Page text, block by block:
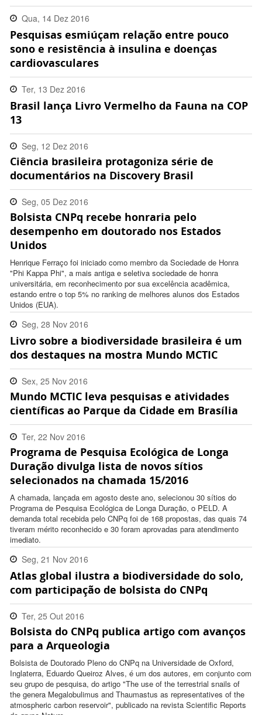
Qua, 14 Dez 2016
11:59:00 -0200
Pesquisas esmiúçam relação entre pouco
sono e resistência à insulina e doenças
cardiovasculares
Ter, 13 Dez 2016
11:51:00 -0200
Brasil lança Livro Vermelho da Fauna na COP
13
Seg, 12 Dez 2016
14:14:00 -0200
Ciência brasileira protagoniza série de
documentários na Discovery Brasil
Seg, 05 Dez 2016
13:42:00 -0200
Bolsista CNPq recebe honraria pelo
desempenho em doutorado nos Estados
Unidos
Henrique Ferraço foi iniciado como membro da Sociedade de Honra
"Phi Kappa Phi", a mais antiga e seletiva sociedade de honra
universitária, em reconhecimento por sua excelência acadêmica,
estando entre o top 5% no ranking de melhores alunos dos Estados
Unidos (EUA).
Seg, 28 Nov 2016
16:32:00 -0200
Livro sobre a biodiversidade brasileira é um
dos destaques na mostra Mundo MCTIC
Sex, 25 Nov 2016
17:04:00 -0200
Mundo MCTIC leva pesquisas e atividades
científicas ao Parque da Cidade em Brasília
Ter, 22 Nov 2016
11:59:00 -0200
Programa de Pesquisa Ecológica de Longa
Duração divulga lista de novos sítios
selecionados na chamada 15/2016
A chamada, lançada em agosto deste ano, selecionou 30 sítios do
Programa de Pesquisa Ecológica de Longa Duração, o PELD. A
demanda total recebida pelo CNPq foi de 168 propostas, das quais 74
tiveram mérito reconhecido e 30 foram aprovadas para atendimento
imediato.
Seg, 21 Nov 2016
17:53:00 -0200
Atlas global ilustra a biodiversidade do solo,
com participação de bolsista do CNPq
Ter, 25 Out 2016
16:05:00 -0200
Bolsista do CNPq publica artigo com avanços
para a Arqueologia
Bolsista de Doutorado Pleno do CNPq na Universidade de Oxford,
Inglaterra, Eduardo Queiroz Alves, é um dos autores, em conjunto com
seu grupo de pesquisa, do artigo "The use of the terrestrial snails of
the genera Megalobulimus and Thaumastus as representatives of the
atmospheric carbon reservoir", publicado na revista Scientific Reports